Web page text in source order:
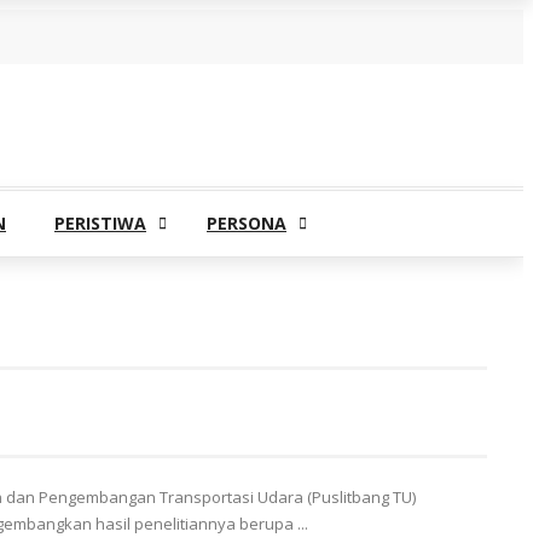
PERISTIWA PERSONA
dan Pengembangan Transportasi Udara (Puslitbang TU)
hasil penelitiannya berupa ...